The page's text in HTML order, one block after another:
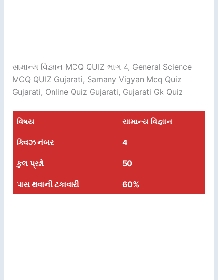
સામાન્ય વિજ્ઞાન MCQ QUIZ ભાગ 4, General Science
MCQ QUIZ Gujarati, Samany Vigyan Mcq Quiz
Gujarati, Online Quiz Gujarati, Gujarati Gk Quiz
વિષય સામાન્ય વિજ્ઞાન
ક્વિઝ નંબર 4
કુલ પ્રશ્નો 50
પાસ થવાની ટકાવારી 60%